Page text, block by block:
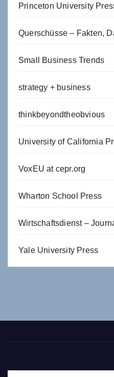
Princeton University
Querschüsse – Fakten,
Small Business Trends
strategy + business
thinkbeyondtheobvious
University of California
VoxEU at cepr.org
Wharton School Press
Wirtschaftsdienst –
Yale University Press